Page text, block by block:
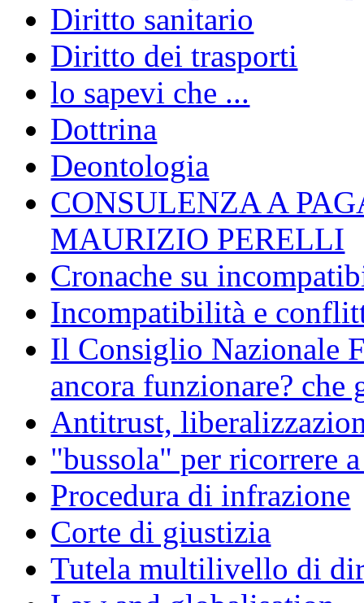
Diritto sanitario
Diritto dei trasporti
lo sapevi che ...
Dottrina
Deontologia
CONSULENZA A
MAURIZIO PERELLI
Cronache su
Incompatibilità e
Il Consiglio Nazionale
ancora funzionare? che
Antitrust,
"bussola" per ricorrere
Procedura di infrazione
Corte di giustizia
Tutela multilivello di